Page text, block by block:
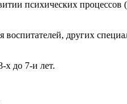
психических процессов
воспитателей, других
х до 7-и лет.